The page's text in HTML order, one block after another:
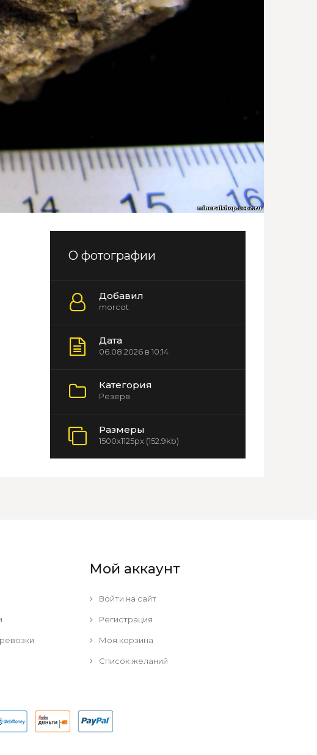
О фотографии
Добавил
morcot
Дата
06.08.2026 в 10:14
Категория
Резерв
Размеры
1500x1125px (152.9kb)
Мой аккаунт
Войти на сайт
Регистрация
Моя корзина
Список желаний